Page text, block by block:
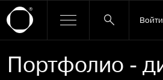
Войти